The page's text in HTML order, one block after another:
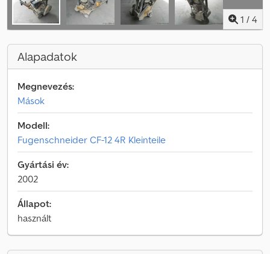
1 / 4
Alapadatok
Megnevezés:
Mások
Modell:
Fugenschneider CF-12 4R Kleinteile
Gyártási év:
2002
Állapot:
használt